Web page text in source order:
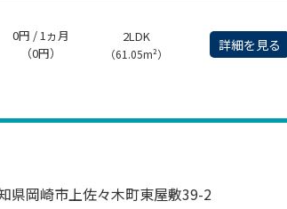
0円 / 1ヵ月
（0円）
2LDK
（61.05m²）
詳細を見る
県岡崎市上佐々木町東屋敷39-2